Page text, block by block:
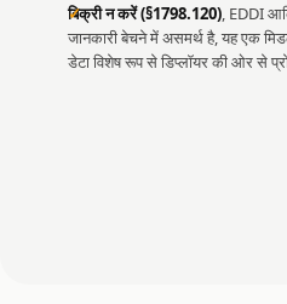
बिक्री न करें (§1798.120) , EDDI
जानकारी बेचने में असमर्थ है, यह एक
डेटा विशेष रूप से डिप्लॉयर की ओर से